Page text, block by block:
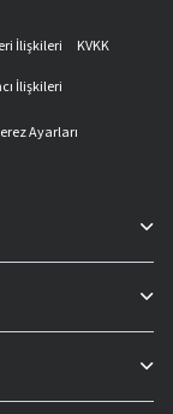
İlişkileri
KVKK
İlişkileri
Ayarları